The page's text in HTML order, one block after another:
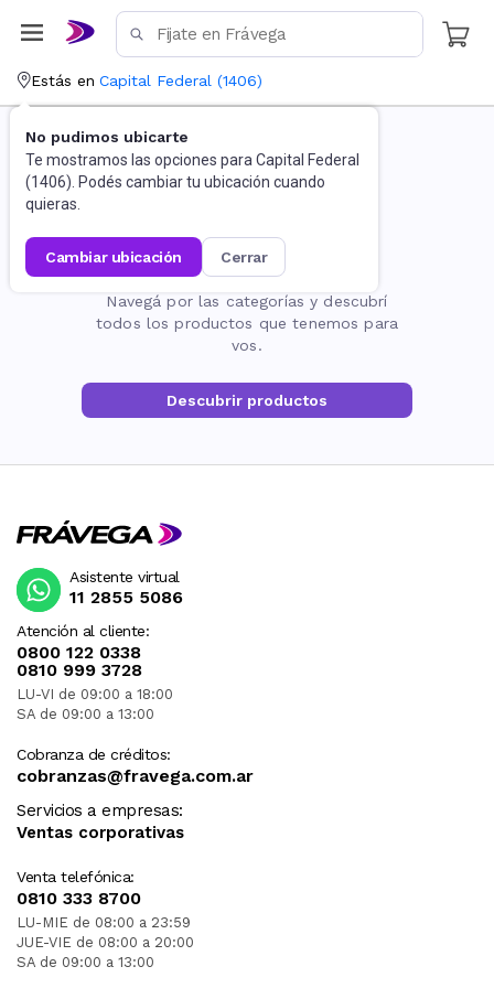
Estás en Capital Federal (1406)
No pudimos ubicarte
Te mostramos las opciones para Capital Federal
(1406). Podés cambiar tu ubicación cuando
quieras.
cambiar ubicación cerrar
La página no existe
Navegá por las categorías y descubrí
todos los productos que tenemos para
vos.
Descubrir productos
Atención al cliente:
0800 122 0338
0810 999 3728
LU-VI de 09:00 a 18:00
SA de 09:00 a 13:00
Cobranza de créditos:
cobranzas@fravega.com.ar
Servicios a empresas:
Ventas corporativas
Venta telefónica:
0810 333 8700
LU-MIE de 08:00 a 23:59
JUE-VIE de 08:00 a 20:00
SA de 09:00 a 13:00
Asistente virtual
11 2855 5086